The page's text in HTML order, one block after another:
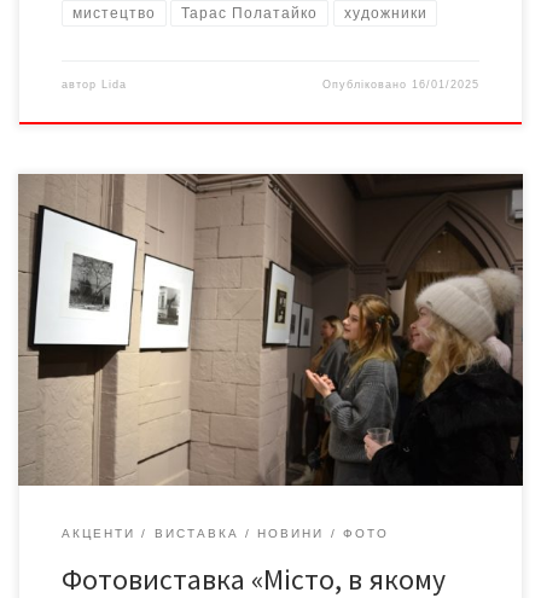
мистецтво Тарас Полатайко художники
автор Lida Опубліковано 16/01/2025
4 січня 2024-го у Чернівцях відкрилася фотовиставка «Місто, в
якому ми закохалися» Чернівецької обласної організації
Національної спілки фотохудожників України. На виставці
представлені 58 фоторобіт 8 авторів: Тараса Перуна, Ігоря
Лопатюка, Сергія Ахременка, Сергія Полякова, Тетяни Геди,
Володимира Царюка, Віталія Панасюка, Богдани Руснак.
Найважливіша сторона фотографії, як на мене, – це […]
АКЦЕНТИ ВИСТАВКА НОВИНИ ФОТО
Фотовиставка «Місто, в якому